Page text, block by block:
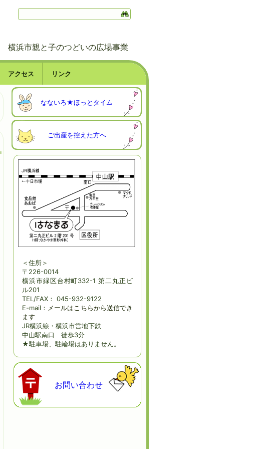
横浜市親と子のつどいの広場事業
アクセス リンク
なないろ★ほっとタイム
ご出産を控えた方へ
＜住所＞
〒226-0014
横浜市緑区台村町332-1 第二丸正ビ
ル201
TEL/FAX： 045-932-9122
E-mail： メールはこちらから送信でき
ます
JR横浜線・横浜市営地下鉄
中山駅南口 徒歩3分
★駐車場、駐輪場はありません。
お問い合わせ